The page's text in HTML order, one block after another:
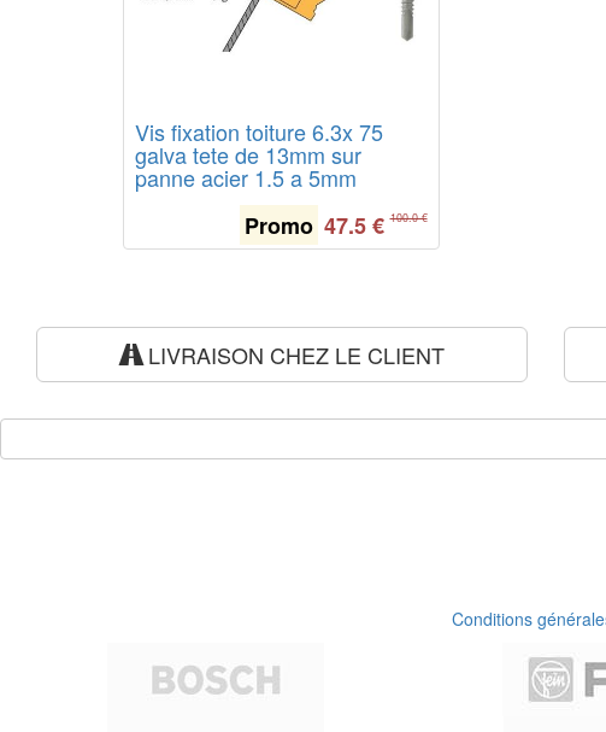
Vis fixation toiture 6.3x 75
galva tete de 13mm sur
panne acier 1.5 a 5mm
Promo 47.5 € 100.0 €
LIVRAISON CHEZ LE CLIENT
Conditions